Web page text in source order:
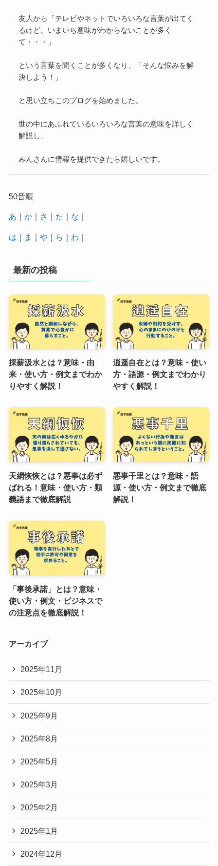
友人から「テレビやネットでいろいろな言葉が出てく
るけど、いまいち意味がわからないことが多く
て・・・」
という言葉を聞くことが多くなり、「そんな悩みを解
決しよう！」
と思い立ちこのブログを始めました。
世の中にあふれているいろいろな言葉の意味を詳しく
解説し、
みんさんに情報を提供できたら嬉しいです。
50音順
あ か｜ さ た な
は ｜ ま ｜ や｜ ら ｜ わ ｜
最新の投稿
採薪汲水とは？意味・由
来・使い方・例文までわか
りやすく解説！
逍遥自在とは？意味・使い
方・語源・例文までわかり
やすく解説！
天網恢恢とは？悪事は必ず
ばれる！意味・使い方・類
義語まで徹底解説
悪事千里とは？意味・語
源・使い方・例文まで徹底
解説！
「事後承諾」とは？意味・
使い方・例文・ビジネスで
の注意点を徹底解説！
アーカイブ
2025年11月
2025年10月
2025年9月
2025年8月
2025年5月
2025年3月
2025年2月
2025年1月
2024年12月